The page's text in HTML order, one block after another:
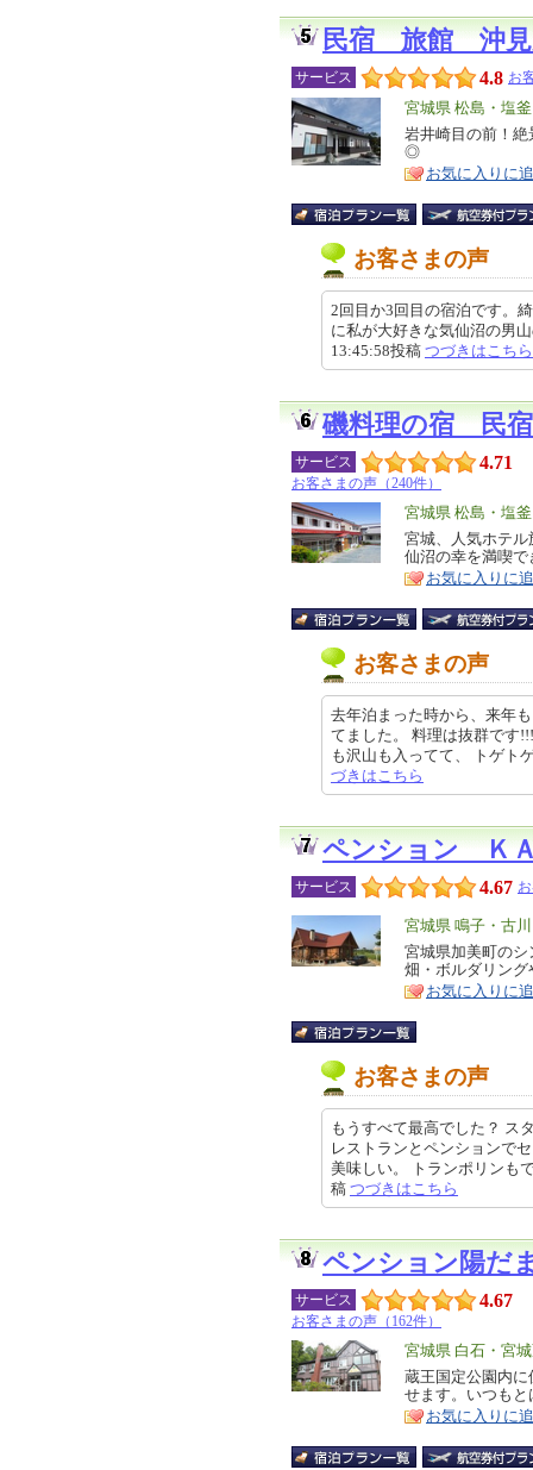
民宿 旅館 沖見
サービス 4.8 お
エ
リ
ア
宮城県 松島・塩
特
徴
岩井崎目の前！
◎
お気に入りに
お客さまの声
2回目か3回目の宿泊です。
に私が大好きな気仙沼の男
13:45:58投稿 つづきはこちら
磯料理の宿 民
サービス 4.71
お客さまの声（240件）
エ
リ
ア
宮城県 松島・塩
特
徴
宮城、人気ホテ
仙沼の幸を満喫
お気に入りに
お客さまの声
去年泊まった時から、来年
てました。 料理は抜群です
も沢山も入ってて、 トゲ
づきはこちら
ペンション Ｋ
サービス 4.67
エ
リ
ア
宮城県 鳴子・古
特
徴
宮城県加美町の
畑・ボルダリン
お気に入りに
お客さまの声
もうすべて最高でした？ ス
レストランとペンションで
美味しい。 トランポリンも
稿 つづきはこちら
ペンション陽だ
サービス 4.67
お客さまの声（162件）
エ
リ
ア
宮城県 白石・宮
特
徴
蔵王国定公園内
せます。いつも
お気に入りに